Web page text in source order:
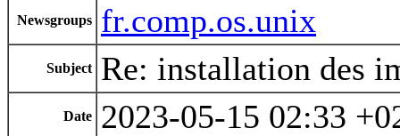
Newsgroups fr.comp.os.unix
Subject Re: installation des
Date 2023-05-15 02:33